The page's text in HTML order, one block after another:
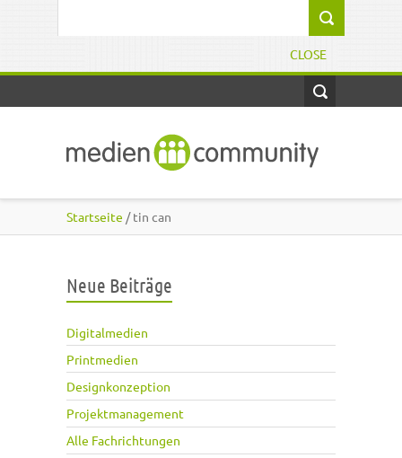
CLOSE
Startseite / tin can
Neue Beiträge
Digitalmedien
Printmedien
Designkonzeption
Projektmanagement
Alle Fachrichtungen